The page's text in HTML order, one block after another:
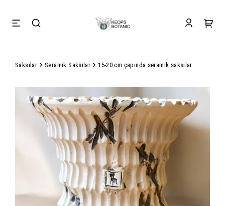
Saksılar Seramik Saksılar 15-20 cm çapında seramik saksılar